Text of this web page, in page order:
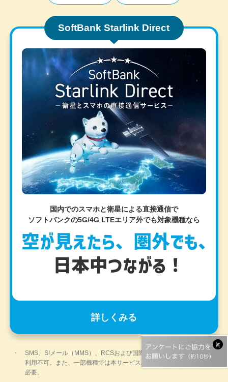
SoftBank Starlink Direct
国内でのスマホと衛星による直接通信で
ソフトバンクの5G/4G LTEエリア外でも対象機種なら
詳しくみる
SMS、S!メール（MMS）、RCSおよび国際SMSは利用可能。通話は
利用不可。また、一部機種では本サービス利用のために所定の設定が
必要。